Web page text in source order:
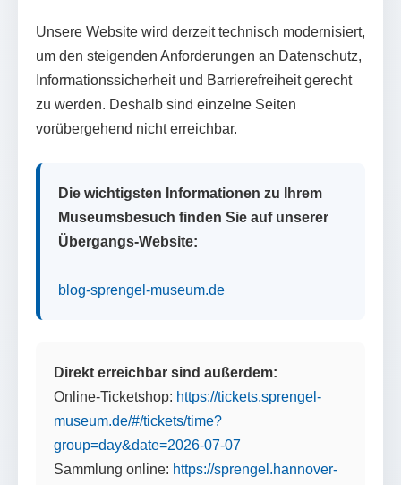
Unsere Website wird derzeit technisch modernisiert,
um den steigenden Anforderungen an Datenschutz,
Informationssicherheit und Barrierefreiheit gerecht
zu werden. Deshalb sind einzelne Seiten
vorübergehend nicht erreichbar.
Die wichtigsten Informationen zu Ihrem
Museumsbesuch finden Sie auf unserer
Übergangs-Website:
blog-sprengel-museum.de
Direkt erreichbar sind außerdem:
Online-Ticketshop: https://tickets.sprengel-
museum.de/#/tickets/time?
group=day&date=2026-07-07
Sammlung online: https://sprengel.hannover-